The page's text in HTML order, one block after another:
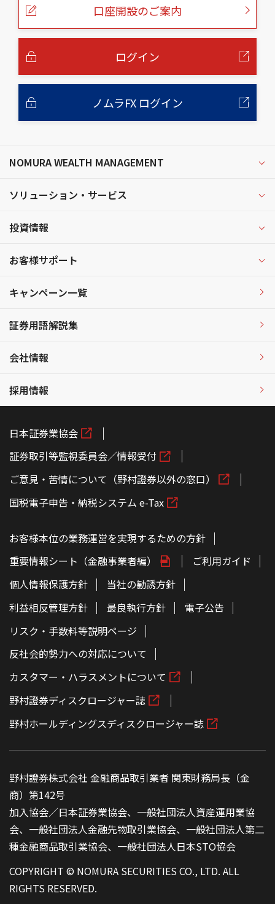
口座開設のご案内
ログイン
ノムラFX ログイン
NOMURA WEALTH MANAGEMENT
ソリューション・サービス
投資情報
お客様サポート
キャンペーン一覧
証券用語解説集
会社情報
採用情報
日本証券業協会
証券取引等監視委員会／情報受付
ご意見・苦情について（野村證券以外の窓口）
国税電子申告・納税システム e-Tax
お客様本位の業務運営を実現するための方針
重要情報シート（金融事業者編）
ご利用ガイド
個人情報保護方針
当社の勧誘方針
利益相反管理方針
最良執行方針
電子公告
リスク・手数料等説明ページ
反社会的勢力への対応について
カスタマー・ハラスメントについて
野村證券ディスクロージャー誌
野村ホールディングスディスクロージャー誌
野村證券株式会社 金融商品取引業者 関東財務局長（金
商）第142号
加入協会／日本証券業協会、一般社団法人資産運用業協
会、一般社団法人金融先物取引業協会、一般社団法人第二
種金融商品取引業協会、一般社団法人日本STO協会
COPYRIGHT © NOMURA SECURITIES CO., LTD. ALL
RIGHTS RESERVED.